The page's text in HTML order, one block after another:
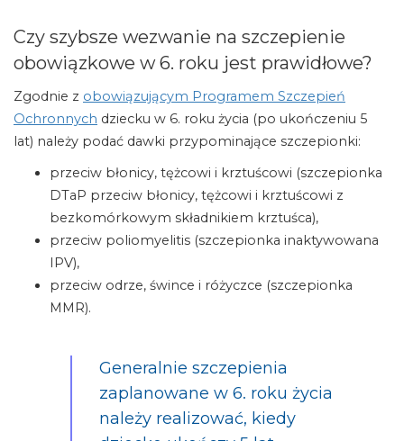
Czy szybsze wezwanie na szczepienie
obowiązkowe w 6. roku jest prawidłowe?
Zgodnie z obowiązującym Programem Szczepień
Ochronnych dziecku w 6. roku życia (po ukończeniu 5
lat) należy podać dawki przypominające szczepionki:
przeciw błonicy, tężcowi i krztuścowi (szczepionka
DTaP przeciw błonicy, tężcowi i krztuścowi z
bezkomórkowym składnikiem krztuśca),
przeciw poliomyelitis (szczepionka inaktywowana
IPV),
przeciw odrze, śwince i różyczce (szczepionka
MMR).
Generalnie szczepienia
zaplanowane w 6. roku życia
należy realizować, kiedy